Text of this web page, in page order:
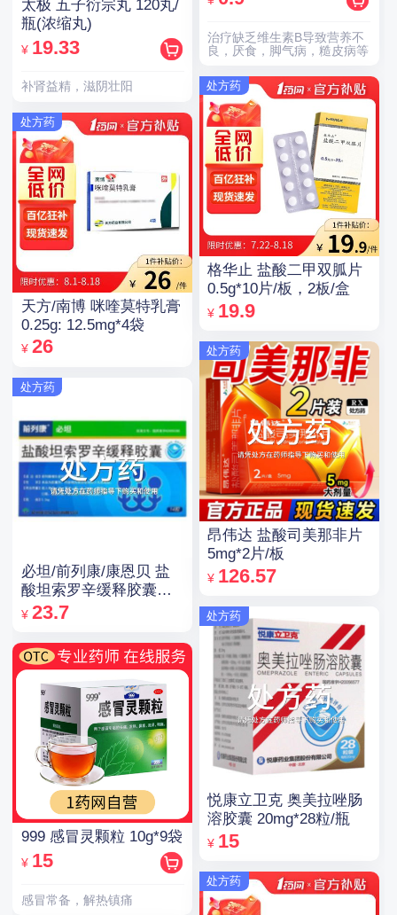
太极 五子衍宗丸 120丸/
瓶(浓缩丸)
¥ 19.33
补肾益精，滋阴壮阳
处方药
天方/南博 咪喹莫特乳膏
0.25g: 12.5mg*4袋
¥ 26
处方药
必坦/前列康/康恩贝 盐
酸坦索罗辛缓释胶囊
0.2mg*14粒
¥ 23.7
999 感冒灵颗粒 10g*9袋
¥ 15
感冒常备，解热镇痛
治疗缺乏维生素B导致营养不
良，厌食，脚气病，糙皮病等
处方药
格华止 盐酸二甲双胍片
0.5g*10片/板，2板/盒
¥ 19.9
处方药
昂伟达 盐酸司美那非片
5mg*2片/板
¥ 126.57
处方药
悦康立卫克 奥美拉唑肠
溶胶囊 20mg*28粒/瓶
¥ 15
处方药